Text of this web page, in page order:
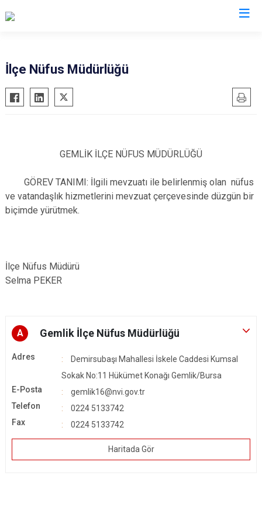
Büyükorhan
Gemlik
Karacabey
Keles
Orhaneli
Osmangazi
Yenişehir
İlçe Nüfus Müdürlüğü
GEMLİK İLÇE NÜFUS MÜDÜRLÜĞÜ
GÖREV TANIMI: İlgili mevzuatı ile belirlenmiş olan nüfus
ve vatandaşlık hizmetlerini mevzuat çerçevesinde düzgün bir
biçimde yürütmek.
İlçe Nüfus Müdürü
Selma PEKER
A Gemlik İlçe Nüfus Müdürlüğü
Adres
Demirsubaşı Mahallesi İskele Caddesi Kumsal
Sokak No:11 Hükümet Konağı Gemlik/Bursa
E-Posta
gemlik16@nvi.gov.tr
Telefon
0224 5133742
Fax
0224 5133742
Haritada Gör